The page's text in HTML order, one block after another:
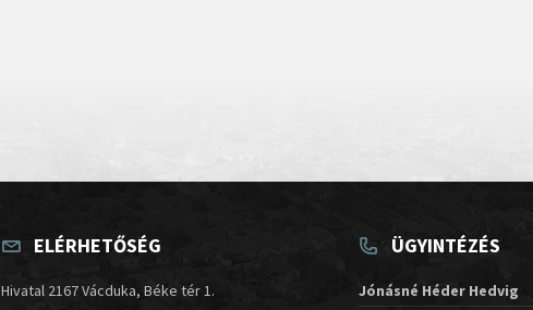
ELÉRHETŐSÉG
Hivatal 2167 Vácduka, Béke tér 1.
ÜGYINTÉZÉS
Jónásné Héder Hedvig